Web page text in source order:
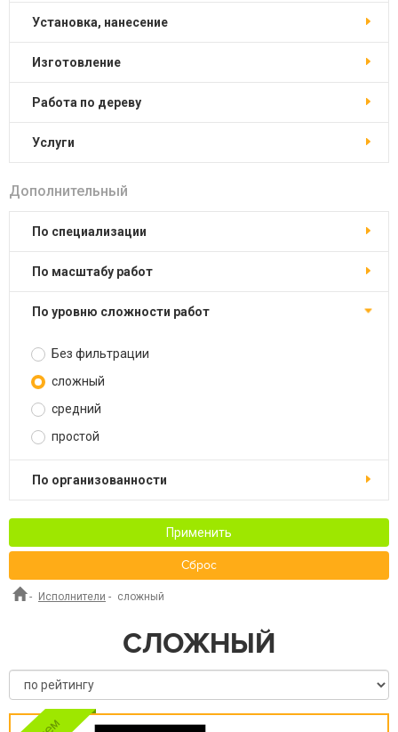
установка, нанесение
изготовление
работа по дереву
услуги
Дополнительный
по специализации
по масштабу работ
по уровню сложности работ
Без фильтрации
сложный
средний
простой
по организованности
Применить
Сброс
- Исполнители - сложный
СЛОЖНЫЙ